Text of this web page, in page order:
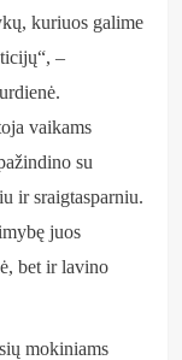
kuriuos galime
–
vaikams
su
ir sraigtasparniu.
juos
bet ir lavino
mokiniams